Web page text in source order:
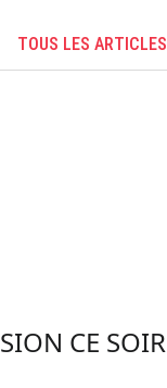
TOUS LES ARTICLES
CE SOIR